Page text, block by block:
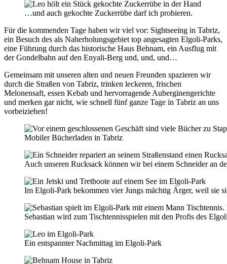
…und auch gekochte Zuckerrübe darf ich probieren.
Für die kommenden Tage haben wir viel vor: Sightseeing in Tabriz,
ein Besuch des als Naherholungsgebiet top angesagten Elgoli-Parks,
eine Führung durch das historische Haus Behnam, ein Ausflug mit
der Gondelbahn auf den Enyali-Berg und, und, und…
Gemeinsam mit unseren alten und neuen Freunden spazieren wir
durch die Straßen von Tabriz, trinken leckeren, frischen
Melonensaft, essen Kebab und hervorragende Auberginengerichte
und merken gar nicht, wie schnell fünf ganze Tage in Tabriz an uns
vorbeiziehen!
Mobiler Bücherladen in Tabriz
Auch unseren Rucksack können wir bei einem Schneider an
Im Elgoli-Park bekommen vier Jungs mächtig Ärger, weil sie
Sebastian wird zum Tischtennisspielen mit den Profis des
Ein entspannter Nachmittag im Elgoli-Park